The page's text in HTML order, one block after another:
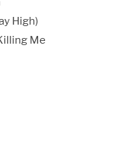
High)
Me